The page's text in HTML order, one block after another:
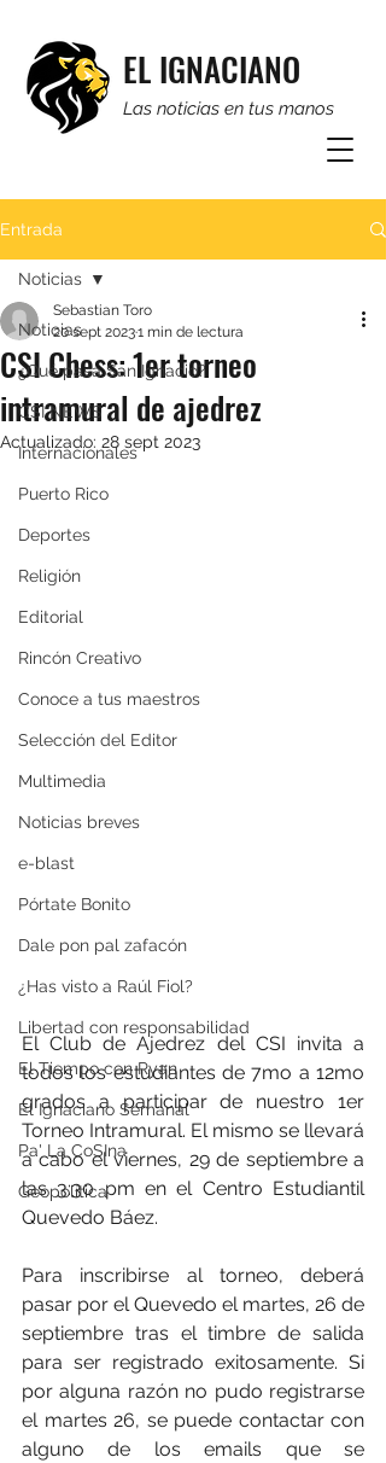
EL IGNACIANO
Las noticias en tus manos
Entrada
Noticias
¿Qué pasa San Ignacio?
CSI NEWS
Internacionales
Puerto Rico
Deportes
Religión
Editorial
Rincón Creativo
Conoce a tus maestros
Selección del Editor
Multimedia
Noticias breves
e-blast
Pórtate Bonito
Dale pon pal zafacón
¿Has visto a Raúl Fiol?
Libertad con responsabilidad
El Tiempo con Ryan
El Ignaciano Semanal
Pa' La CoSIna
Geopolítica
Noticias
CSI Chess: 1er torneo
intramural de ajedrez
Sebastian Toro
20 sept 20231 min de lectura
Actualizado: 28 sept 2023
El Club de Ajedrez del CSI invita a
todos los estudiantes de 7mo a 12mo
grados a participar de nuestro 1er
Torneo Intramural. El mismo se llevará
a cabo el viernes, 29 de septiembre a
las 3:30 pm en el Centro Estudiantil
Quevedo Báez.
Para inscribirse al torneo, deberá
pasar por el Quevedo el martes, 26 de
septiembre tras el timbre de salida
para ser registrado exitosamente. Si
por alguna razón no pudo registrarse
el martes 26, se puede contactar con
alguno de los emails que se